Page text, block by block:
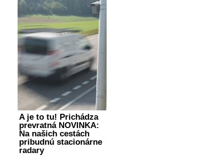
A je to tu! Prichádza
prevratná NOVINKA:
Na našich cestách
pribudnú stacionárne
radary